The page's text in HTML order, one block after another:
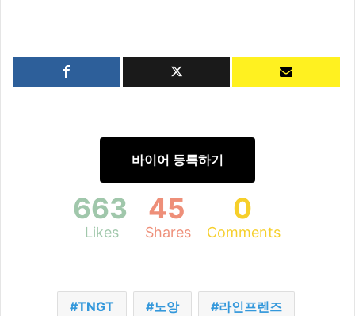
바이어 등록하기
663
Likes
45
Shares
0
Comments
TNGT 노앙 라인프렌즈